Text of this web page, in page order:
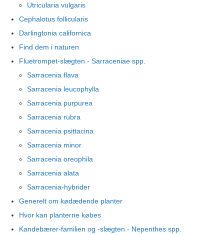
Utricularia vulgaris
Cephalotus follicularis
Darlingtonia californica
Find dem i naturen
Fluetrompet-slægten - Sarraceniae spp.
Sarracenia flava
Sarracenia leucophylla
Sarracenia purpurea
Sarracenia rubra
Sarracenia psittacina
Sarracenia minor
Sarracenia oreophila
Sarracenia alata
Sarracenia-hybrider
Generelt om kødædende planter
Hvor kan planterne købes
Kandebærer-familien og -slægten - Nepenthes spp.